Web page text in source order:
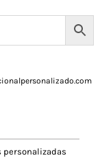
personalizadas